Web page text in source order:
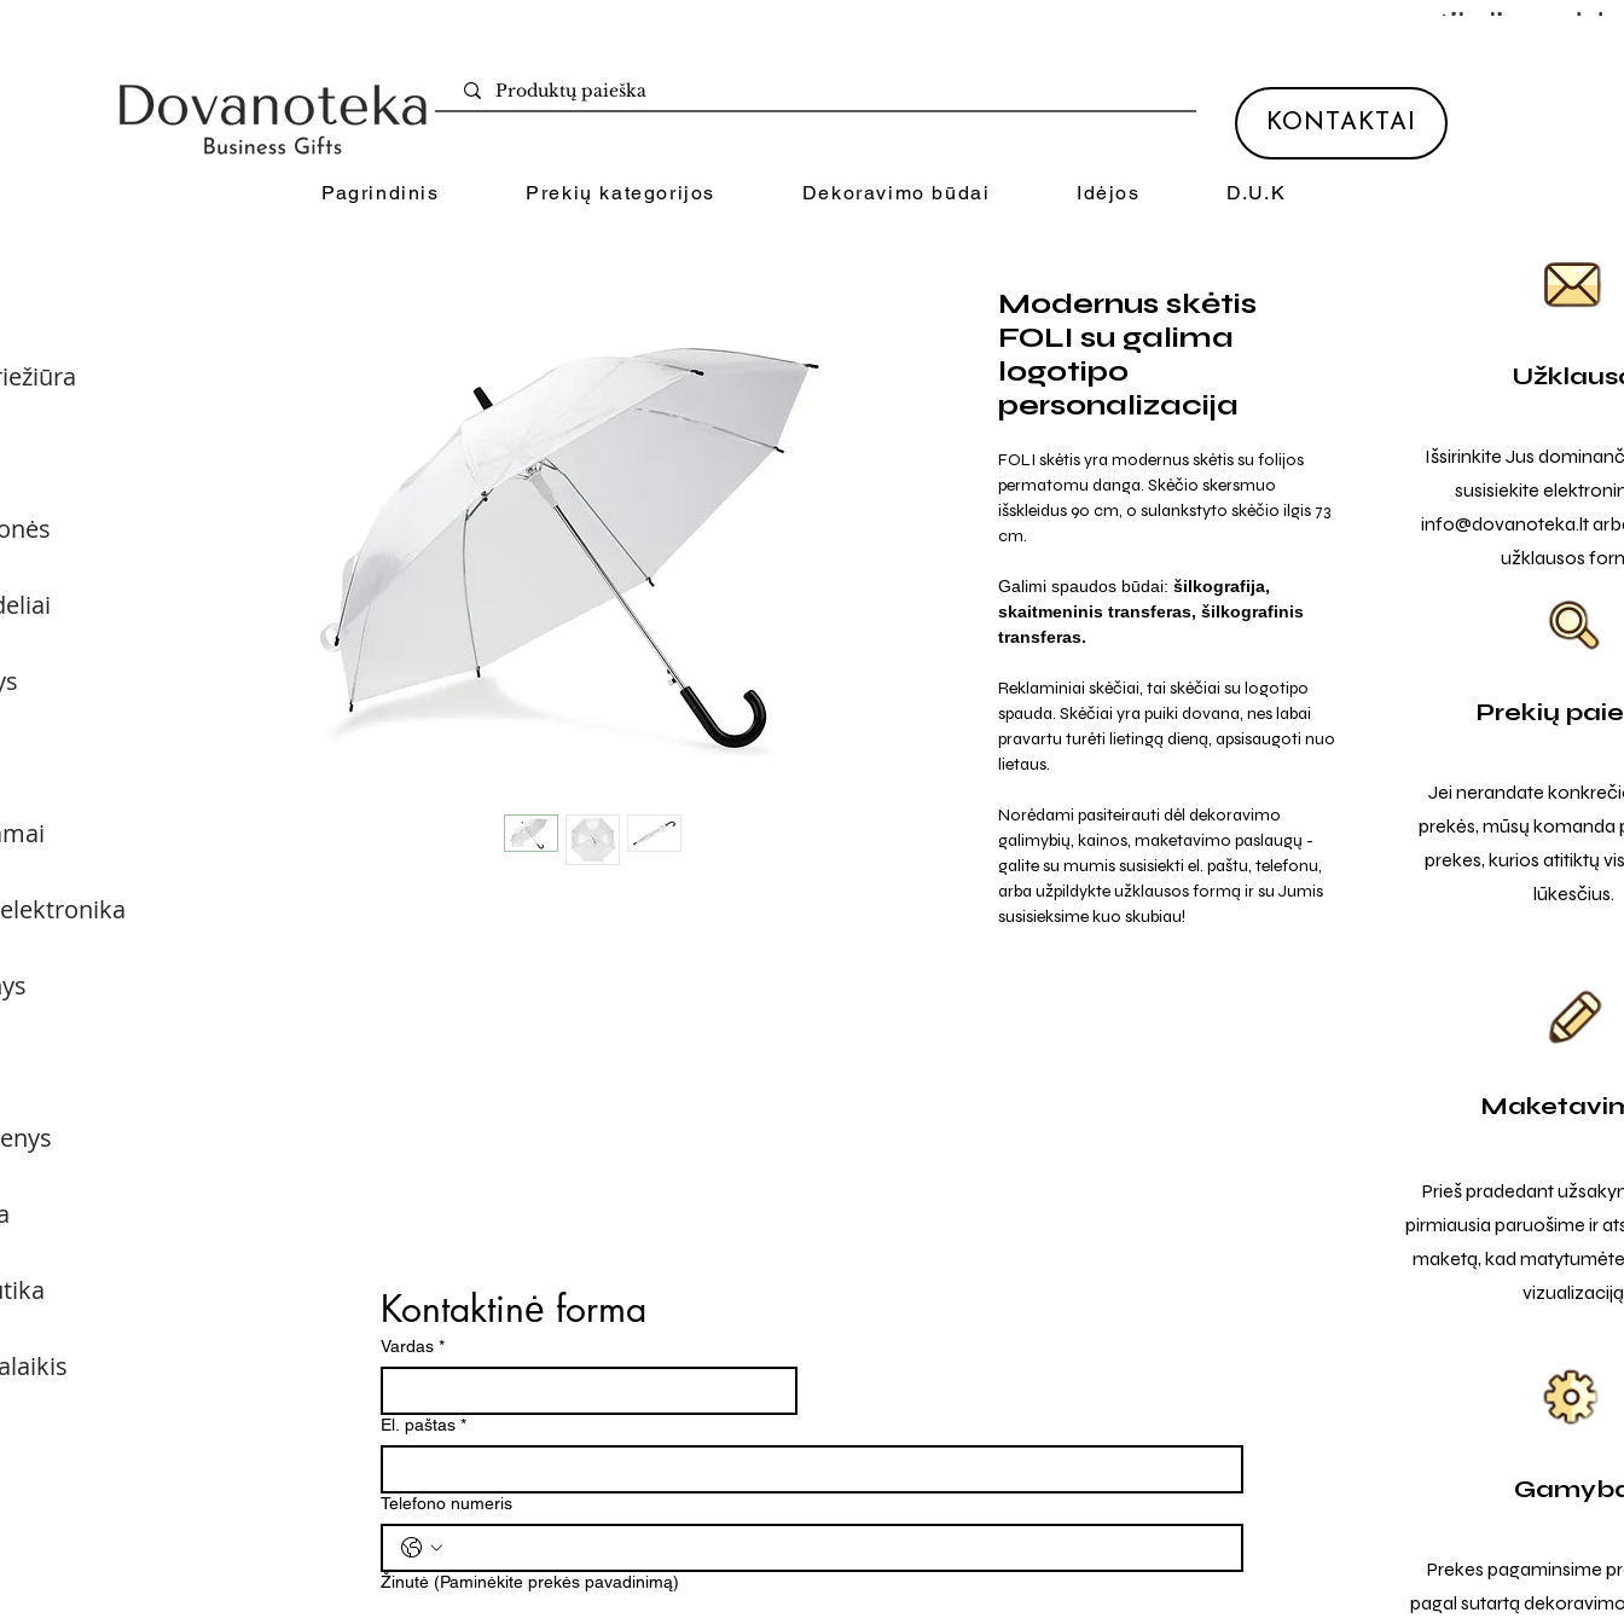
Pagrindinis Prekių kategorijos Dekoravimo būdai Idėjos D.U.K
KONTAKTAI
Modernus skėtis
FOLI su galima
logotipo
personalizacija
FOLI skėtis yra modernus skėtis su folijos
permatomu danga. Skėčio skersmuo
išskleidus 90 cm, o sulankstyto skėčio ilgis 73
cm.
Galimi spaudos būdai: šilkografija,
skaitmeninis transferas, šilkografinis
transferas.
Reklaminiai skėčiai, tai skėčiai su logotipo
spauda. Skėčiai yra puiki dovana, nes labai
pravartu turėti lietingą dieną, apsisaugoti nuo
lietaus.
Norėdami pasiteirauti dėl dekoravimo
galimybių, kainos, maketavimo paslaugų -
galite su mumis susisiekti el. paštu, telefonu,
arba užpildykte užklausos formą ir su Jumis
susisieksime kuo skubiau!
Išsirinkite Jus
susisiekite
info@dovanoteka.lt
užklausos
Prekių
Jei nerandate
prekės, mūsų komanda
prekes, kurios atitiktų
lūkesčius.
Kontaktinė forma
Vardas *
El. paštas *
Telefono numeris
Žinutė (Paminėkite prekės pavadinimą)
Prieš pradedant
pirmiausia paruošime ir
maketą, kad
vizualizaciją
Prekes pagaminsime
pagal sutartą